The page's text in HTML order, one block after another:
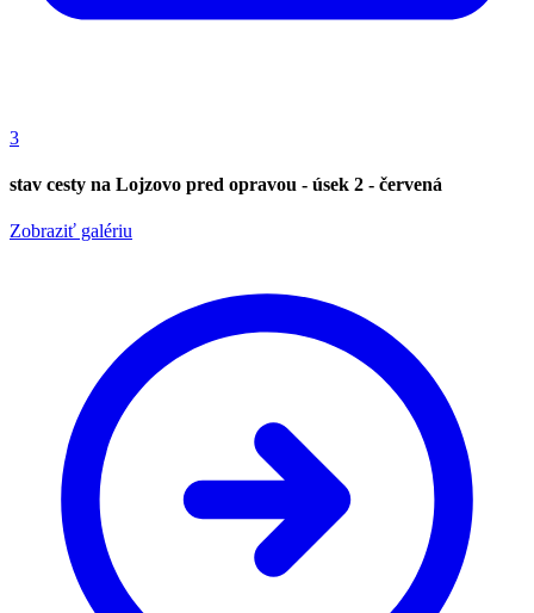
3
stav cesty na Lojzovo pred opravou - úsek 2 - červená
Zobraziť galériu